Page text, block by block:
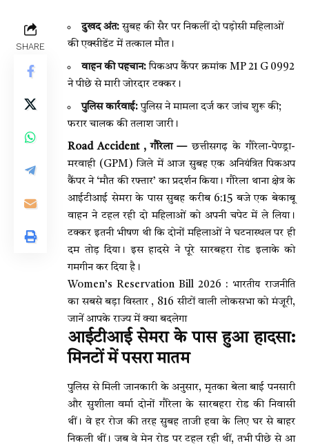
SHARE
दुखद अंत: सुबह की सैर पर निकलीं दो पड़ोसी महिलाओं
की एक्सीडेंट में तत्काल मौत।
वाहन की पहचान: पिकअप कैंपर क्रमांक MP 21 G 0992
ने पीछे से मारी जोरदार टक्कर।
पुलिस कार्रवाई: पुलिस ने मामला दर्ज कर जांच शुरू की;
फरार चालक की तलाश जारी।
Road Accident , गौरेला —छत्तीसगढ़ के गौरेला-पेण्ड्रा-
मरवाही (GPM) जिले में आज सुबह एक अनियंत्रित पिकअप
कैंपर ने ‘मौत की रफ्तार’ का प्रदर्शन किया। गौरेला थाना क्षेत्र के
आईटीआई सेमरा के पास सुबह करीब 6:15 बजे एक बेकाबू
वाहन ने टहल रही दो महिलाओं को अपनी चपेट में ले लिया।
टक्कर इतनी भीषण थी कि दोनों महिलाओं ने घटनास्थल पर ही
दम तोड़ दिया। इस हादसे ने पूरे सारबहरा रोड इलाके को
गमगीन कर दिया है।
Women’s Reservation Bill 2026 : भारतीय राजनीति
का सबसे बड़ा विस्तार , 816 सीटों वाली लोकसभा को मंजूरी,
जानें आपके राज्य में क्या बदलेगा
आईटीआई सेमरा के पास हुआ हादसा:
मिनटों में पसरा मातम
पुलिस से मिली जानकारी के अनुसार, मृतका बेला बाई पनसारी
और सुशीला वर्मा दोनों गौरेला के सारबहरा रोड की निवासी
थीं। वे हर रोज की तरह सुबह ताजी हवा के लिए घर से बाहर
निकली थीं। जब वे मेन रोड पर टहल रही थीं, तभी पीछे से आ